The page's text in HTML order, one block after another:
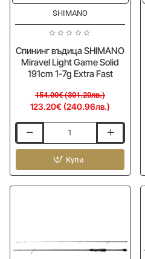
SHIMANO
Спининг въдица SHIMANO
Miravel Light Game Solid
191cm 1-7g Extra Fast
123.20€ (240.96лв.)
154.00€ (301.20лв.)
въдица
SHIMANO
Miravel
Light
7g
Extra
Купи